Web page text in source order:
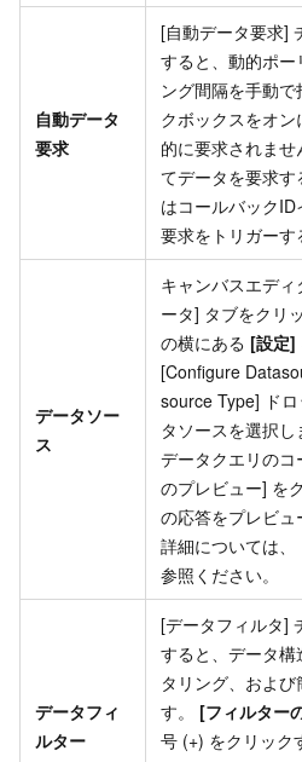
自動データ
要求
[自動データ要求]
すると、動的ポー
ング間隔を手動
クボックスをオ
的に要求されま
てデータを要求
はコールバック
要求をトリガーす
データソー
ス
キャンバスエデ
ータ] タブをクリ
の横にある [設定]
[Configure
source Type] ド
タソースを選択
データクエリの
のプレビュー] を
の応答をプレビュ
詳細については、
参照ください。
データフィ
ルター
[データフィルタ]
すると、データ
タリング、およ
す。 [フィルター
号 (+) をクリック